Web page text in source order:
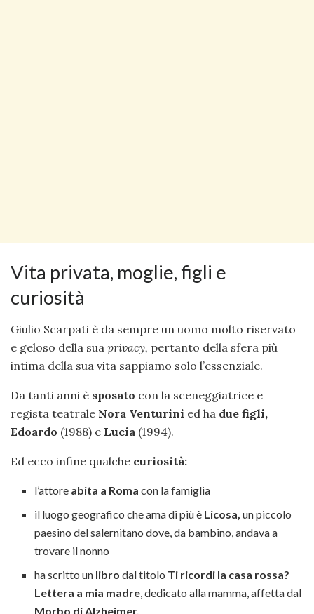
Vita privata, moglie, figli e
curiosità
Giulio Scarpati è da sempre un uomo molto riservato
e geloso della sua privacy, pertanto della sfera più
intima della sua vita sappiamo solo l’essenziale.
Da tanti anni è sposato con la sceneggiatrice e
regista teatrale Nora Venturini ed ha due figli,
Edoardo (1988) e Lucia (1994).
Ed ecco infine qualche curiosità:
l’attore abita a Roma con la famiglia
il luogo geografico che ama di più è Licosa, un piccolo
paesino del salernitano dove, da bambino, andava a
trovare il nonno
ha scritto un libro dal titolo Ti ricordi la casa rossa?
Lettera a mia madre , dedicato alla mamma, affetta dal
Morbo di Alzheimer.